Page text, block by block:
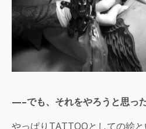
—–でも、それをやろうと思っ
やっぱりTATTOOとしての絵